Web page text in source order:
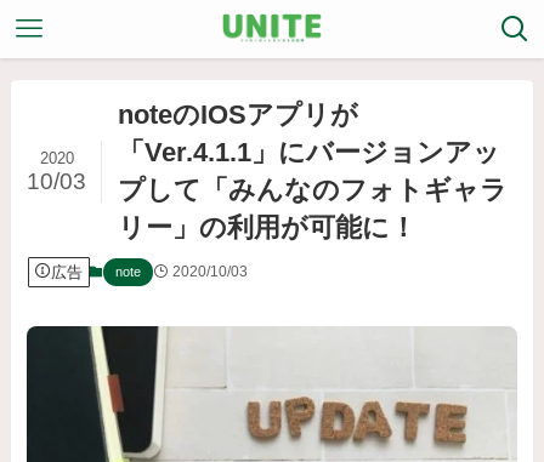
noteのIOSアプリが
「Ver.4.1.1」にバージョンアッ
プして「みんなのフォトギャラ
リー」の利用が可能に！
2020
10/03
広告 note 2020/10/03